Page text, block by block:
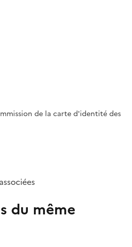
de la carte d'identité des
du même